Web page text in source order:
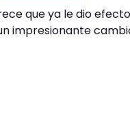
que ya le dio
impresionante